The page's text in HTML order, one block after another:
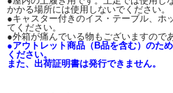
かかる場所には使用しないでください。
●キャスター付きのイス・テーブル、ホ
てください。
●外箱が痛んでいる物もございますので
●アウトレット商品（B品を含む）のた
ください。
また、出荷証明書は発行できません。